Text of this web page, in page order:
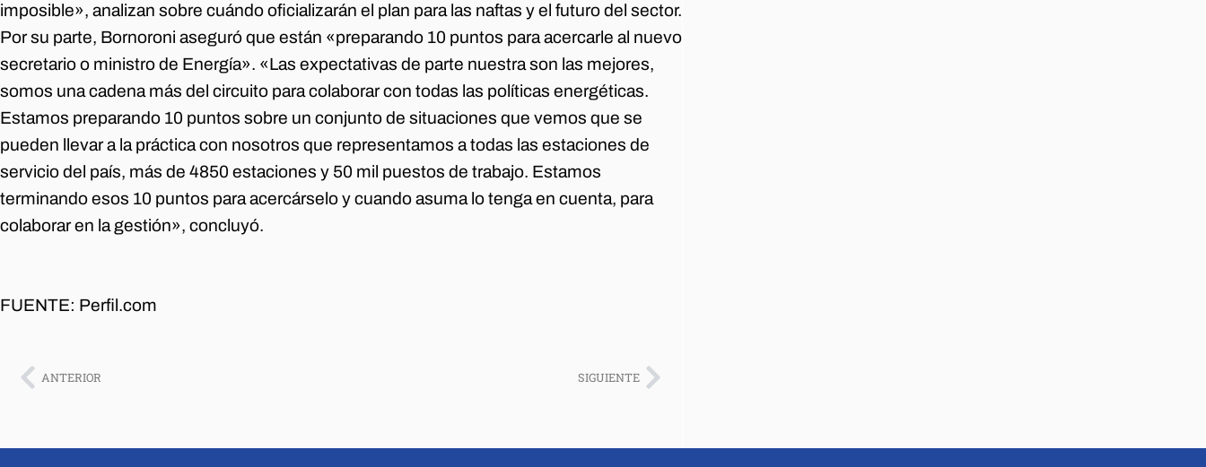
imposible», analizan sobre cuándo oficializarán el plan para las naftas y el futuro del sector.
Por su parte, Bornoroni aseguró que están «preparando 10 puntos para acercarle al nuevo
secretario o ministro de Energía». «Las expectativas de parte nuestra son las mejores,
somos una cadena más del circuito para colaborar con todas las políticas energéticas.
Estamos preparando 10 puntos sobre un conjunto de situaciones que vemos que se
pueden llevar a la práctica con nosotros que representamos a todas las estaciones de
servicio del país, más de 4850 estaciones y 50 mil puestos de trabajo. Estamos
terminando esos 10 puntos para acercárselo y cuando asuma lo tenga en cuenta, para
colaborar en la gestión», concluyó.
FUENTE: Perfil.com
ANTERIOR SIGUIENTE